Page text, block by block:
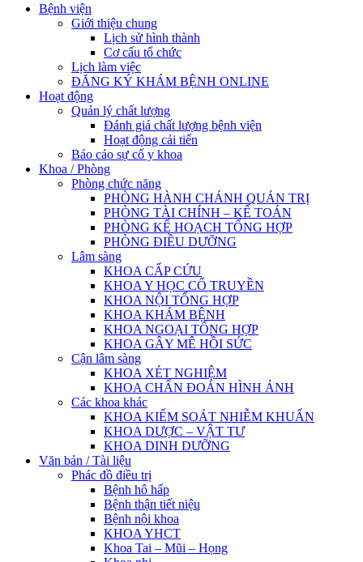
Bệnh viện
Giới thiệu chung
Lịch sử hình thành
Cơ cấu tổ chức
Lịch làm việc
ĐĂNG KÝ KHÁM BỆNH ONLINE
Hoạt động
Quản lý chất lượng
Đánh giá chất lượng bệnh viện
Hoạt động cải tiến
Báo cáo sự cố y khoa
Khoa / Phòng
Phòng chức năng
PHÒNG HÀNH CHÁNH QUẢN TRỊ
PHÒNG TÀI CHÍNH – KẾ TOÁN
PHÒNG KẾ HOẠCH TỔNG HỢP
PHÒNG ĐIỀU DƯỠNG
Lâm sàng
KHOA CẤP CỨU
KHOA Y HỌC CỔ TRUYỀN
KHOA NỘI TỔNG HỢP
KHOA KHÁM BỆNH
KHOA NGOẠI TỔNG HỢP
KHOA GÂY MÊ HỒI SỨC
Cận lâm sàng
KHOA XÉT NGHIỆM
KHOA CHẨN ĐOÁN HÌNH ẢNH
Các khoa khác
KHOA KIỂM SOÁT NHIỄM KHUẨN
KHOA DƯỢC – VẬT TƯ
KHOA DINH DƯỠNG
Văn bản / Tài liệu
Phác đồ điều trị
Bệnh hô hấp
Bệnh thận tiết niệu
Bệnh nội khoa
KHOA YHCT
Khoa Tai – Mũi – Họng